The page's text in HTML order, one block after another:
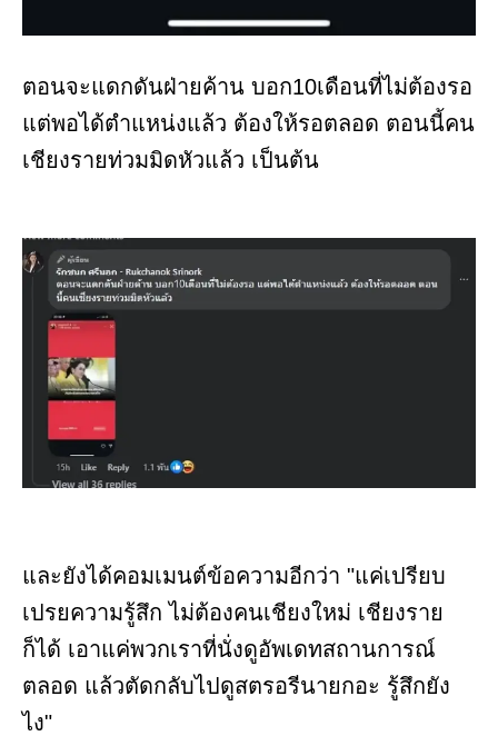
ตอนจะแดกดันฝ่ายค้าน บอก10เดือนที่ไม่ต้องรอ
แต่พอได้ตำแหน่งแล้ว ต้องให้รอตลอด ตอนนี้คน
เชียงรายท่วมมิดหัวแล้ว เป็นต้น
และยังได้คอมเมนต์ข้อความอีกว่า "แค่เปรียบ
เปรยความรู้สึก ไม่ต้องคนเชียงใหม่ เชียงราย
ก็ได้ เอาแค่พวกเราที่นั่งดูอัพเดทสถานการณ์
ตลอด แล้วตัดกลับไปดูสตรอรีนายกอะ รู้สึกยัง
ไง"